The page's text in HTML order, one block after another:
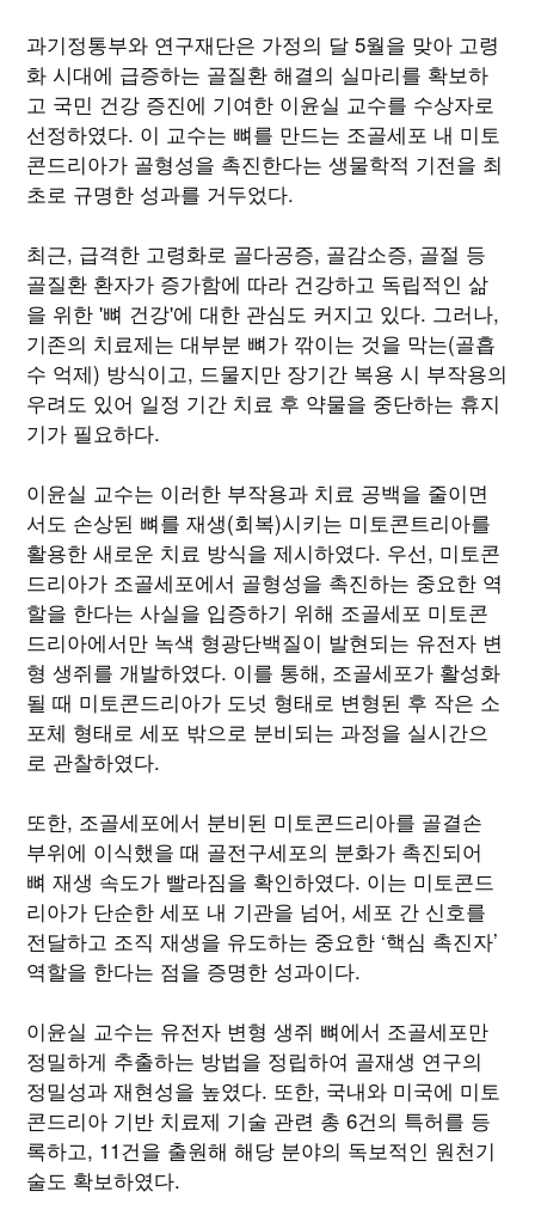
과기정통부와 연구재단은 가정의 달 5월을 맞아 고령
화 시대에 급증하는 골질환 해결의 실마리를 확보하
고 국민 건강 증진에 기여한 이윤실 교수를 수상자로
선정하였다. 이 교수는 뼈를 만드는 조골세포 내 미토
콘드리아가 골형성을 촉진한다는 생물학적 기전을 최
초로 규명한 성과를 거두었다.
최근, 급격한 고령화로 골다공증, 골감소증, 골절 등
골질환 환자가 증가함에 따라 건강하고 독립적인 삶
을 위한 '뼈 건강'에 대한 관심도 커지고 있다. 그러나,
기존의 치료제는 대부분 뼈가 깎이는 것을 막는(골흡
수 억제) 방식이고, 드물지만 장기간 복용 시 부작용의
우려도 있어 일정 기간 치료 후 약물을 중단하는 휴지
기가 필요하다.
이윤실 교수는 이러한 부작용과 치료 공백을 줄이면
서도 손상된 뼈를 재생(회복)시키는 미토콘트리아를
활용한 새로운 치료 방식을 제시하였다. 우선, 미토콘
드리아가 조골세포에서 골형성을 촉진하는 중요한 역
할을 한다는 사실을 입증하기 위해 조골세포 미토콘
드리아에서만 녹색 형광단백질이 발현되는 유전자 변
형 생쥐를 개발하였다. 이를 통해, 조골세포가 활성화
될 때 미토콘드리아가 도넛 형태로 변형된 후 작은 소
포체 형태로 세포 밖으로 분비되는 과정을 실시간으
로 관찰하였다.
또한, 조골세포에서 분비된 미토콘드리아를 골결손
부위에 이식했을 때 골전구세포의 분화가 촉진되어
뼈 재생 속도가 빨라짐을 확인하였다. 이는 미토콘드
리아가 단순한 세포 내 기관을 넘어, 세포 간 신호를
전달하고 조직 재생을 유도하는 중요한 ‘핵심 촉진자’
역할을 한다는 점을 증명한 성과이다.
이윤실 교수는 유전자 변형 생쥐 뼈에서 조골세포만
정밀하게 추출하는 방법을 정립하여 골재생 연구의
정밀성과 재현성을 높였다. 또한, 국내와 미국에 미토
콘드리아 기반 치료제 기술 관련 총 6건의 특허를 등
록하고, 11건을 출원해 해당 분야의 독보적인 원천기
술도 확보하였다.